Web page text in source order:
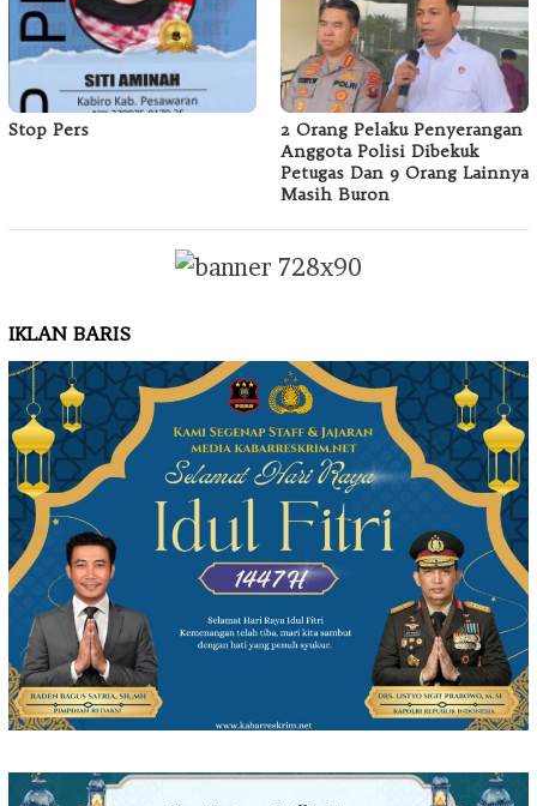
Stop Pers
2 Orang Pelaku Penyerangan
Anggota Polisi Dibekuk
Petugas Dan 9 Orang Lainnya
Masih Buron
IKLAN BARIS